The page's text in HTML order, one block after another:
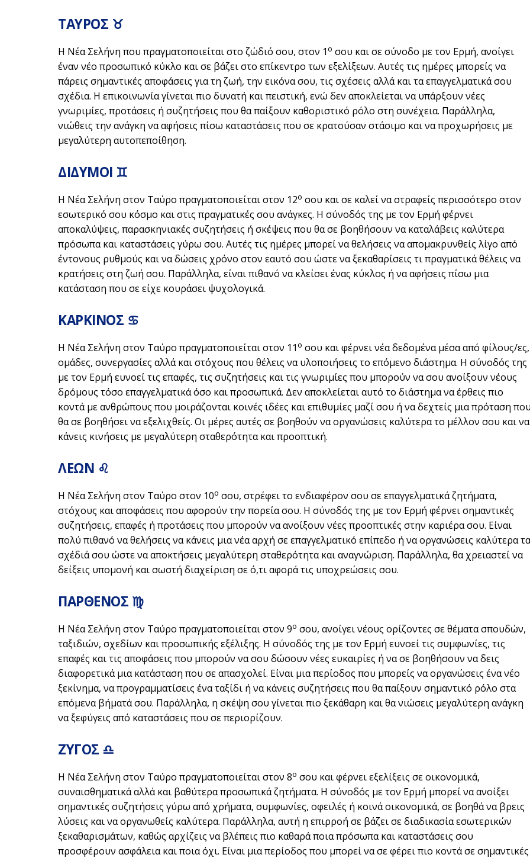
ΤΑΥΡΟΣ ♉
Η Νέα Σελήνη που πραγματοποιείται στο ζώδιό σου, στον 1ο σου και σε σύνοδο με τον Ερμή, ανοίγει
έναν νέο προσωπικό κύκλο και σε βάζει στο επίκεντρο των εξελίξεων. Αυτές τις ημέρες μπορείς να
πάρεις σημαντικές αποφάσεις για τη ζωή, την εικόνα σου, τις σχέσεις αλλά και τα επαγγελματικά σου
σχέδια. Η επικοινωνία γίνεται πιο δυνατή και πειστική, ενώ δεν αποκλείεται να υπάρξουν νέες
γνωριμίες, προτάσεις ή συζητήσεις που θα παίξουν καθοριστικό ρόλο στη συνέχεια. Παράλληλα,
νιώθεις την ανάγκη να αφήσεις πίσω καταστάσεις που σε κρατούσαν στάσιμο και να προχωρήσεις με
μεγαλύτερη αυτοπεποίθηση.
ΔΙΔΥΜΟΙ ♊
Η Νέα Σελήνη στον Ταύρο πραγματοποιείται στον 12ο σου και σε καλεί να στραφείς περισσότερο στον
εσωτερικό σου κόσμο και στις πραγματικές σου ανάγκες. Η σύνοδός της με τον Ερμή φέρνει
αποκαλύψεις, παρασκηνιακές συζητήσεις ή σκέψεις που θα σε βοηθήσουν να καταλάβεις καλύτερα
πρόσωπα και καταστάσεις γύρω σου. Αυτές τις ημέρες μπορεί να θελήσεις να απομακρυνθείς λίγο από
έντονους ρυθμούς και να δώσεις χρόνο στον εαυτό σου ώστε να ξεκαθαρίσεις τι πραγματικά θέλεις να
κρατήσεις στη ζωή σου. Παράλληλα, είναι πιθανό να κλείσει ένας κύκλος ή να αφήσεις πίσω μια
κατάσταση που σε είχε κουράσει ψυχολογικά.
ΚΑΡΚΙΝΟΣ ♋
Η Νέα Σελήνη στον Ταύρο πραγματοποιείται στον 11ο σου και φέρνει νέα δεδομένα μέσα από φίλους/ες,
ομάδες, συνεργασίες αλλά και στόχους που θέλεις να υλοποιήσεις το επόμενο διάστημα. Η σύνοδός της
με τον Ερμή ευνοεί τις επαφές, τις συζητήσεις και τις γνωριμίες που μπορούν να σου ανοίξουν νέους
δρόμους τόσο επαγγελματικά όσο και προσωπικά. Δεν αποκλείεται αυτό το διάστημα να έρθεις πιο
κοντά με ανθρώπους που μοιράζονται κοινές ιδέες και επιθυμίες μαζί σου ή να δεχτείς μια πρόταση
θα σε βοηθήσει να εξελιχθείς. Οι μέρες αυτές σε βοηθούν να οργανώσεις καλύτερα το μέλλον σου και να
κάνεις κινήσεις με μεγαλύτερη σταθερότητα και προοπτική.
ΛΕΩΝ ♌
Η Νέα Σελήνη στον Ταύρο στον 10ο σου, στρέφει το ενδιαφέρον σου σε επαγγελματικά ζητήματα,
στόχους και αποφάσεις που αφορούν την πορεία σου. Η σύνοδός της με τον Ερμή φέρνει σημαντικές
συζητήσεις, επαφές ή προτάσεις που μπορούν να ανοίξουν νέες προοπτικές στην καριέρα σου. Είναι
πολύ πιθανό να θελήσεις να κάνεις μια νέα αρχή σε επαγγελματικό επίπεδο ή να οργανώσεις καλύτερα τα
σχέδιά σου ώστε να αποκτήσεις μεγαλύτερη σταθερότητα και αναγνώριση. Παράλληλα, θα χρειαστεί να
δείξεις υπομονή και σωστή διαχείριση σε ό,τι αφορά τις υποχρεώσεις σου.
ΠΑΡΘΕΝΟΣ ♍
Η Νέα Σελήνη στον Ταύρο πραγματοποιείται στον 9ο σου, ανοίγει νέους ορίζοντες σε θέματα σπουδών,
ταξιδιών, σχεδίων και προσωπικής εξέλιξης. Η σύνοδός της με τον Ερμή ευνοεί τις συμφωνίες, τις
επαφές και τις αποφάσεις που μπορούν να σου δώσουν νέες ευκαιρίες ή να σε βοηθήσουν να δεις
διαφορετικά μια κατάσταση που σε απασχολεί. Είναι μια περίοδος που μπορείς να οργανώσεις ένα νέο
ξεκίνημα, να προγραμματίσεις ένα ταξίδι ή να κάνεις συζητήσεις που θα παίξουν σημαντικό ρόλο στα
επόμενα βήματά σου. Παράλληλα, η σκέψη σου γίνεται πιο ξεκάθαρη και θα νιώσεις μεγαλύτερη ανάγκη
να ξεφύγεις από καταστάσεις που σε περιορίζουν.
ΖΥΓΟΣ ♎
Η Νέα Σελήνη στον Ταύρο πραγματοποιείται στον 8ο σου και φέρνει εξελίξεις σε οικονομικά,
συναισθηματικά αλλά και βαθύτερα προσωπικά ζητήματα. Η σύνοδός με τον Ερμή μπορεί να ανοίξει
σημαντικές συζητήσεις γύρω από χρήματα, συμφωνίες, οφειλές ή κοινά οικονομικά, σε βοηθά να βρεις
λύσεις και να οργανωθείς καλύτερα. Παράλληλα, αυτή η επιρροή σε βάζει σε διαδικασία εσωτερικών
ξεκαθαρισμάτων, καθώς αρχίζεις να βλέπεις πιο καθαρά ποια πρόσωπα και καταστάσεις σου
προσφέρουν ασφάλεια και ποια όχι. Είναι μια περίοδος που μπορεί να σε φέρει πιο κοντά σε σημαντικές